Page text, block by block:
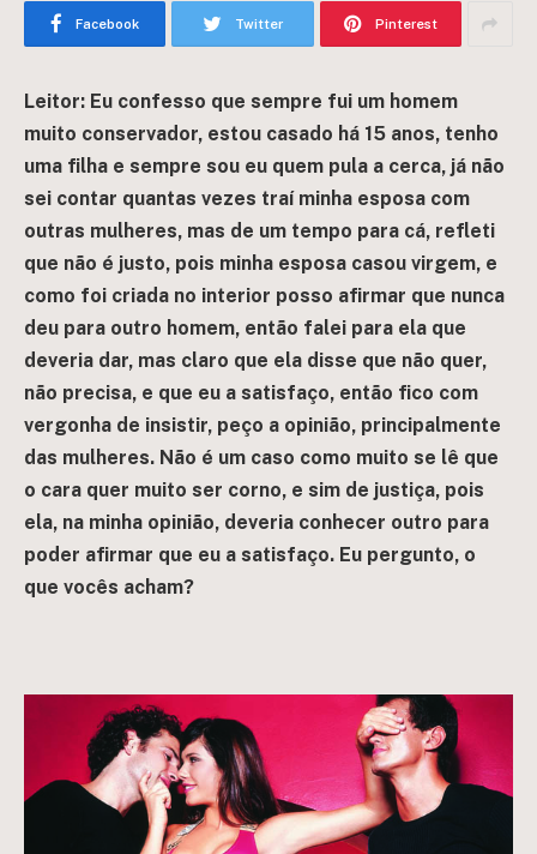
Facebook Twitter Pinterest
Leitor: Eu confesso que sempre fui um homem
muito conservador, estou casado há 15 anos, tenho
uma filha e sempre sou eu quem pula a cerca, já não
sei contar quantas vezes traí minha esposa com
outras mulheres, mas de um tempo para cá, refleti
que não é justo, pois minha esposa casou virgem, e
como foi criada no interior posso afirmar que nunca
deu para outro homem, então falei para ela que
deveria dar, mas claro que ela disse que não quer,
não precisa, e que eu a satisfaço, então fico com
vergonha de insistir, peço a opinião, principalmente
das mulheres. Não é um caso como muito se lê que
o cara quer muito ser corno, e sim de justiça, pois
ela, na minha opinião, deveria conhecer outro para
poder afirmar que eu a satisfaço. Eu pergunto, o
que vocês acham?